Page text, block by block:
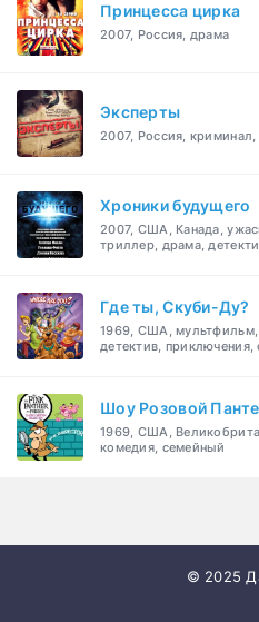
Принцесса цирка
2007, Россия, драма
Эксперты
2007, Россия, криминал,
Хроники будущего
2007, США, Канада,
триллер, драма,
Где ты, Скуби-Ду?
1969, США,
детектив, приключения,
Шоу Розовой
1969, США,
комедия, семейный
© 2025